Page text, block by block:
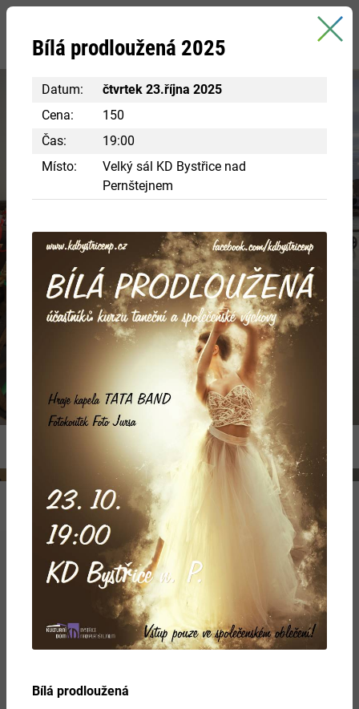
oficiální stránky města
RÁJ INSPIRACE A POZNÁNÍ
Chcete si vyzkoušet různá řemesla ve starobylých
chaloupkách? Nakouknout do panského bydlení?
VÍCE INFORMACÍ
Více
Bílá prodloužená 2025
Datum:
čtvrtek 23.října 2025
Cena:
150
Čas:
19:00
Místo:
Velký sál KD Bystřice nad
Pernštejnem
Bílá prodloužená